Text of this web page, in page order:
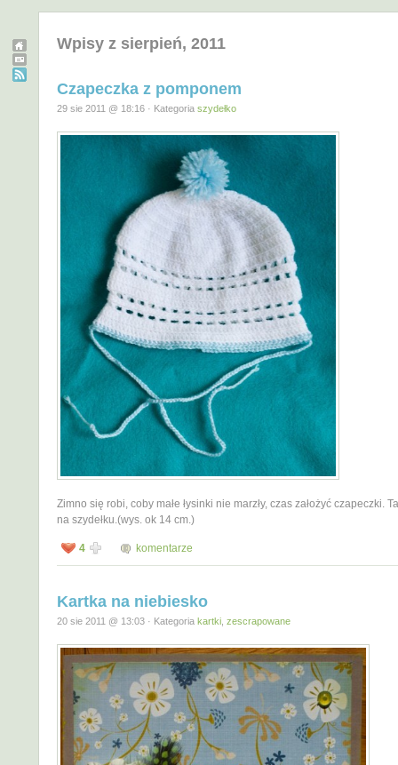
Wpisy z sierpień, 2011
Czapeczka z pomponem
29 sie 2011 @ 18:16 · Kategoria szydełko
Zimno się robi, coby małe łysinki nie marzły, czas założyć czapeczki.
na szydełku.(wys. ok 14 cm.)
4 komentarze
Kartka na niebiesko
20 sie 2011 @ 13:03 · Kategoria kartki zescrapowane